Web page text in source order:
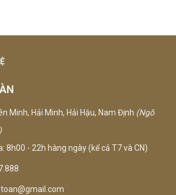
Minh, Hải Minh, Hải Hậu, Nam Định (Ngõ
8h00 - 22h hàng ngày (kể cả T7 và CN)